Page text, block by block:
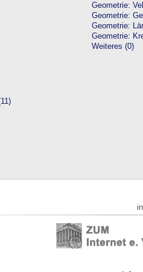
Geometrie:
Geometrie:
Geometrie:
Geometrie:
Weiteres (0)